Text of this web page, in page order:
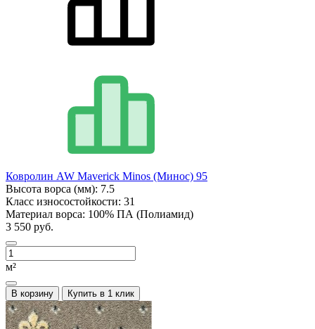
Ковролин AW Maverick Minos (Минос) 95
Высота ворса (мм): 7.5
Класс износостойкости: 31
Материал ворса: 100% ПА (Полиамид)
3 550 руб.
м²
В корзину Купить в 1 клик